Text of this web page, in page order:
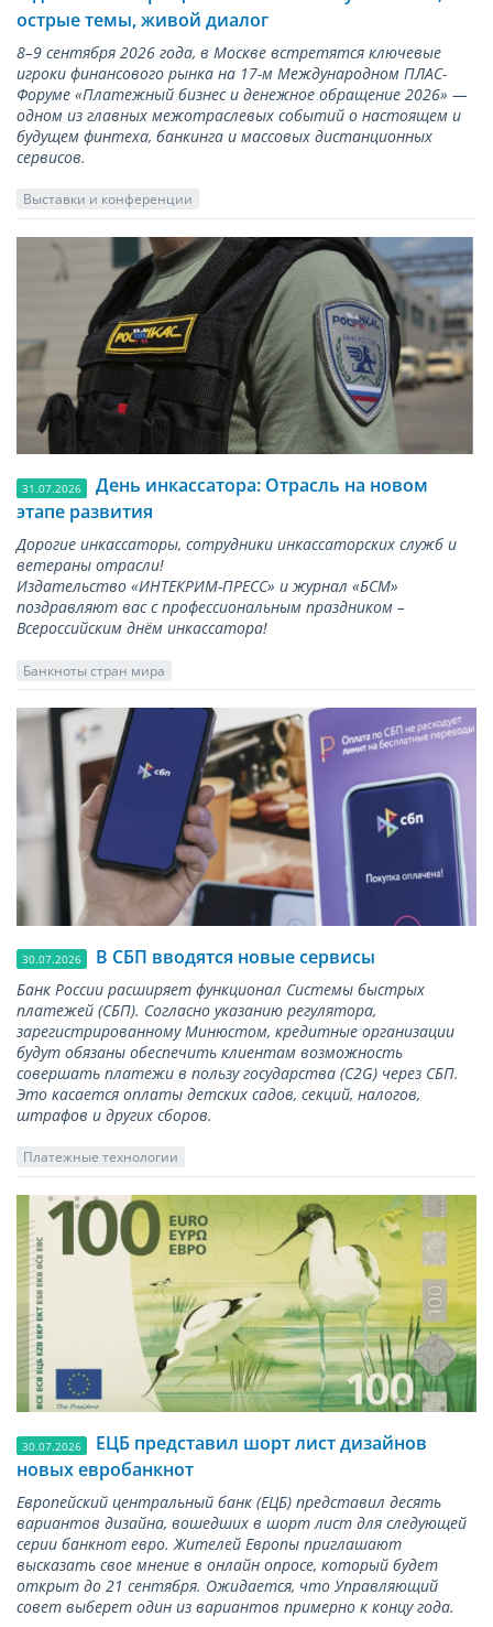
острые темы, живой диалог
8–9 сентября 2026 года, в Москве встретятся ключевые
игроки финансового рынка на 17-м Международном ПЛАС-
Форуме «Платежный бизнес и денежное обращение 2026» —
одном из главных межотраслевых событий о настоящем и
будущем финтеха, банкинга и массовых дистанционных
сервисов.
Выставки и конференции
31.07.2026
День инкассатора: Отрасль на новом
этапе развития
Дорогие инкассаторы, сотрудники инкассаторских служб и
ветераны отрасли!
Издательство «ИНТЕКРИМ-ПРЕСС» и журнал «БСМ»
поздравляют вас с профессиональным праздником –
Всероссийским днём инкассатора!
Банкноты стран мира
30.07.2026 В СБП вводятся новые сервисы
Банк России расширяет функционал Системы быстрых
платежей (СБП). Согласно указанию регулятора,
зарегистрированному Минюстом, кредитные организации
будут обязаны обеспечить клиентам возможность
совершать платежи в пользу государства (С2G) через СБП.
Это касается оплаты детских садов, секций, налогов,
штрафов и других сборов.
Платежные технологии
30.07.2026
ЕЦБ представил шорт лист дизайнов
новых евробанкнот
Европейский центральный банк (ЕЦБ) представил десять
вариантов дизайна, вошедших в шорт лист для следующей
серии банкнот евро. Жителей Европы приглашают
высказать свое мнение в онлайн опросе, который будет
открыт до 21 сентября. Ожидается, что Управляющий
совет выберет один из вариантов примерно к концу года.